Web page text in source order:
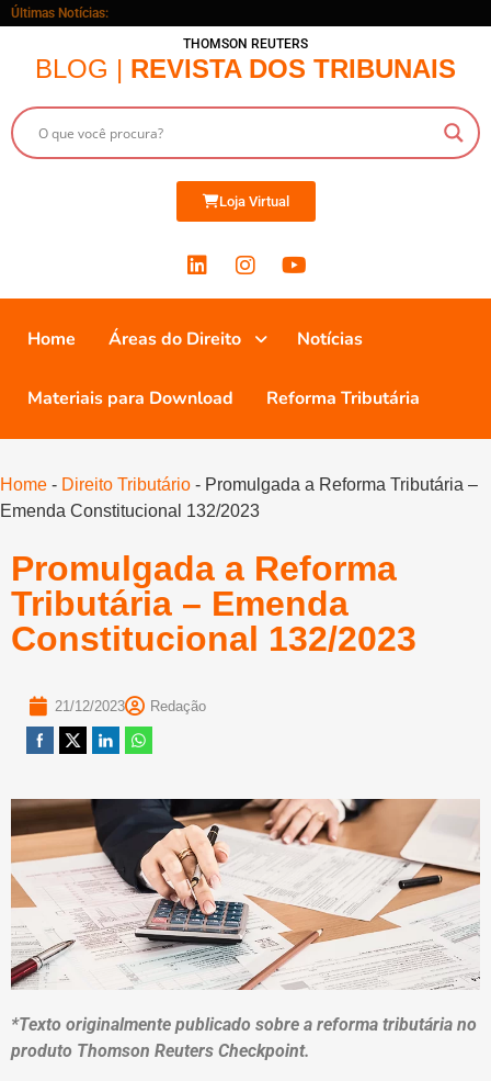
Últimas Notícias:
THOMSON REUTERS
BLOG | REVISTA DOS TRIBUNAIS
Loja Virtual
Home Áreas do Direito Notícias
Materiais para Download Reforma Tributária
Home - Direito Tributário - Promulgada a Reforma Tributária –
Emenda Constitucional 132/2023
Promulgada a Reforma
Tributária – Emenda
Constitucional 132/2023
21/12/2023 Redação
*Texto originalmente publicado sobre a reforma tributária no
produto Thomson Reuters Checkpoint.